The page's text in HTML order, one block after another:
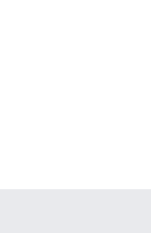
IFC-BOXi7-
— это
систем в условиях